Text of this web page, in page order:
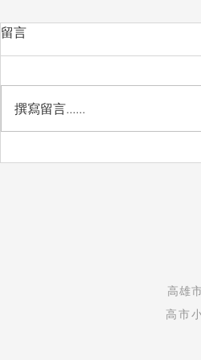
愛惜
留言
撰寫留言......
高雄
高市